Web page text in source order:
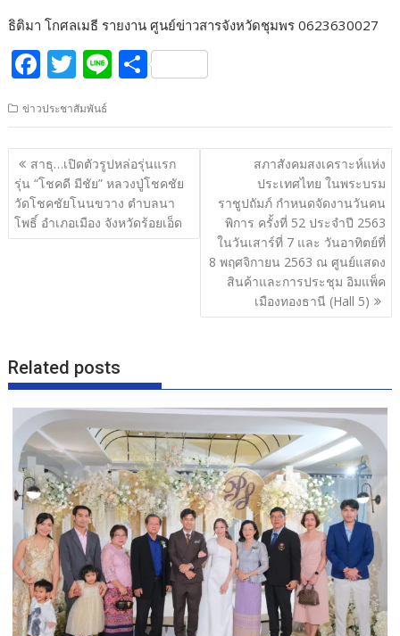
ธิติมา โกศลเมธี รายงาน ศูนย์ข่าวสารจังหวัดชุมพร 0623630027
F
e
b
o
o
k
T
itt
er
Li
e
S
ar
e
ข่าวประชาสัมพันธ์
แนะแนว
เรื่อง
สาธุ…เปิดตัวรูปหล่อรุ่นแรก
รุ่น “โชคดี มีชัย” หลวงปู่โชคชัย
วัดโชคชัยโนนขวาง ตำบลนา
โพธิ์ อำเภอเมือง จังหวัดร้อยเอ็ด
สภาสังคมสงเคราะห์แห่ง
ประเทศไทย ในพระบรม
ราชูปถัมภ์ กําหนดจัดงานวันคน
พิการ ครั้งที่ 52 ประจําปี 2563
ในวันเสาร์ที่ 7 และ วันอาทิตย์ที่
8 พฤศจิกายน 2563 ณ ศูนย์แสดง
สินค้าและการประชุม อิมแพ็ค
เมืองทองธานี (Hall 5)
Related posts